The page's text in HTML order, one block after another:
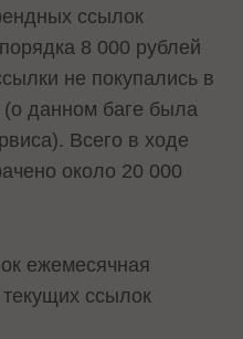
ссылок
8 000 рублей
не покупались в
данном баге была
Всего в ходе
около 20 000
ежемесячная
ссылок